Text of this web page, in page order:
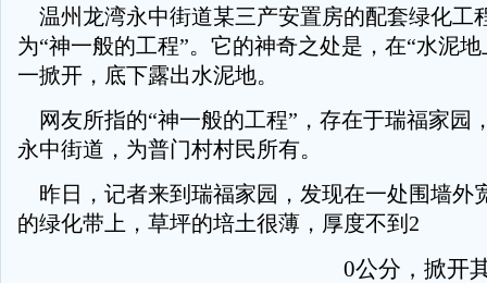
温州龙湾永中街道某三产安置房的配套绿化工
为“神一般的工程”。它的神奇之处是，在“水泥
一掀开，底下露出水泥地。
网友所指的“神一般的工程”，存在于瑞福家园
永中街道，为普门村村民所有。
昨日，记者来到瑞福家园，发现在一处围墙外
的绿化带上，草坪的培土很薄，厚度不到2
0公分，掀开